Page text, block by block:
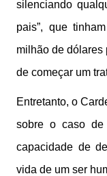
silenciando
pais”, que
milhão de dólares
de começar um
Entretanto, o
sobre o caso de
capacidade de
vida de um ser